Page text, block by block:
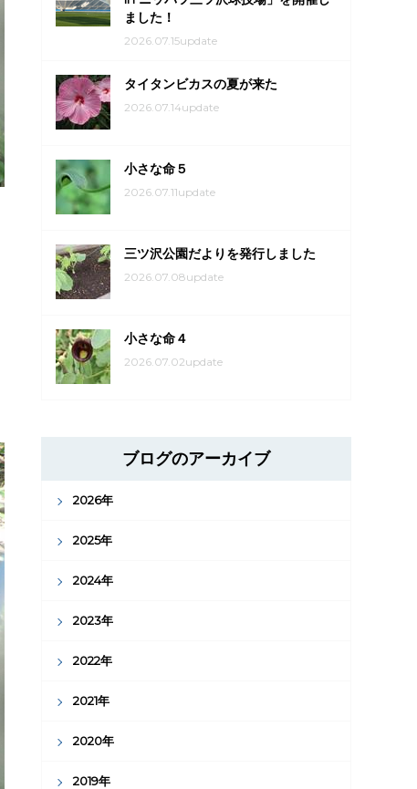
ました！
2026.07.15update
タイタンビカスの夏が来た
2026.07.14update
小さな命５
2026.07.11update
三ツ沢公園だよりを発行しました
2026.07.08update
小さな命４
2026.07.02update
ブログのアーカイブ
2026年
2025年
2024年
2023年
2022年
2021年
2020年
2019年